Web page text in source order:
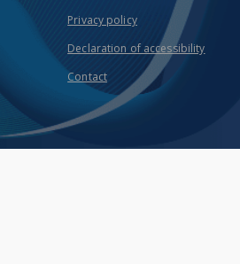
Privacy policy
Declaration of accessibility
Contact